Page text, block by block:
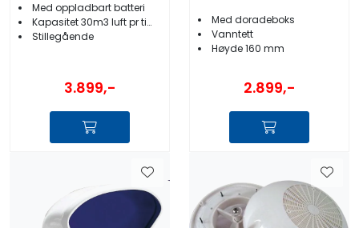
Med oppladbart batteri
Kapasitet 30m3 luft pr time
Stillegående
3.899,-
Med doradeboks
Vanntett
Høyde 160 mm
2.899,-